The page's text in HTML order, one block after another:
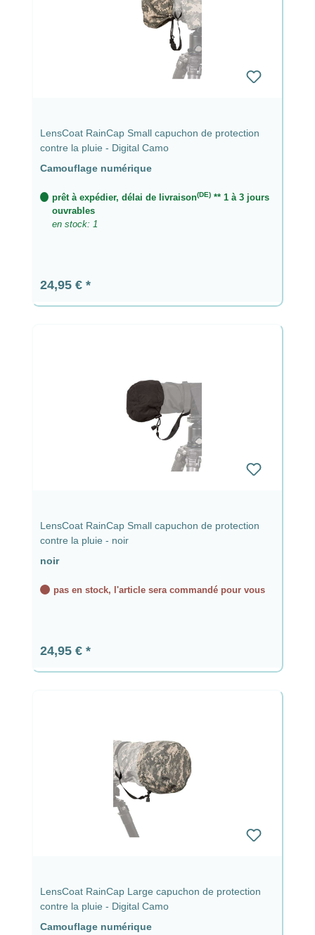
LensCoat RainCap Small capuchon de protection
contre la pluie - Digital Camo
Camouflage numérique
prêt à expédier, délai de livraison(DE)** 1 à 3 jours
ouvrables
en stock: 1
Prix régulier :
24,95 €
LensCoat RainCap Small capuchon de protection
contre la pluie - noir
noir
pas en stock, l'article sera commandé pour vous
Prix régulier :
24,95 €
LensCoat RainCap Large capuchon de protection
contre la pluie - Digital Camo
Camouflage numérique